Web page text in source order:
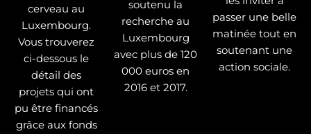
cerveau au
Luxembourg.
Vous trouverez
ci-dessous le
détail des
projets qui ont
pu être financés
grâce aux fonds
soutenu la
recherche au
Luxembourg
avec plus de 120
000 euros en
2016 et 2017.
passer une belle
matinée tout en
soutenant une
action sociale.